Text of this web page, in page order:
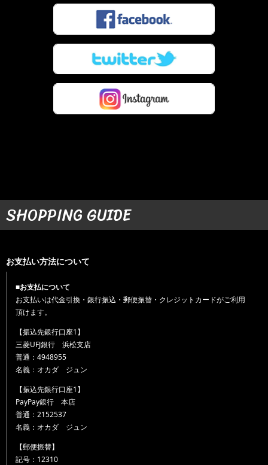
SHOPPING GUIDE
お支払い方法について
■お支払について
お支払いは代金引換・銀行振込・郵便振替・クレジットカードがご利用
頂けます。
【振込先銀行口座1】
三菱UFJ銀行 浜松支店
普通：4948955
名義：オカダ ジュン
【振込先銀行口座1】
PayPay銀行 本店
普通：2152537
名義：オカダ ジュン
【郵便振替】
記号：12310